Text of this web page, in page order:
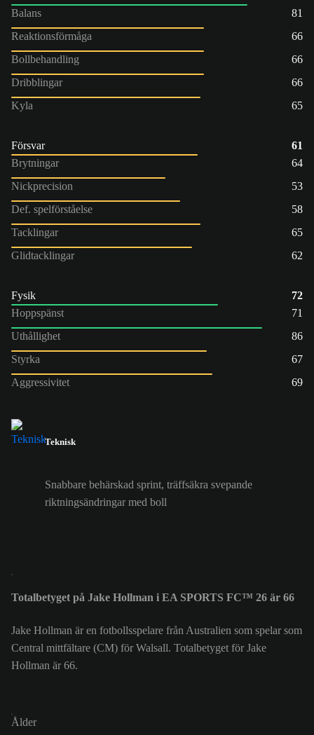
Balans
81
Reaktionsförmåga
66
Bollbehandling
66
Dribblingar
66
Kyla
65
Försvar
61
Brytningar
64
Nickprecision
53
Def. spelförståelse
58
Tacklingar
65
Glidtacklingar
62
Fysik
72
Hoppspänst
71
Uthållighet
86
Styrka
67
Aggressivitet
69
Teknisk
Snabbare behärskad sprint, träffsäkra svepande
riktningsändringar med boll
Totalbetyget på Jake Hollman i EA SPORTS FC™ 26 är 66
Jake Hollman är en fotbollsspelare från Australien som spelar som
Central mittfältare (CM) för Walsall. Totalbetyget för Jake
Hollman är 66.
Ålder